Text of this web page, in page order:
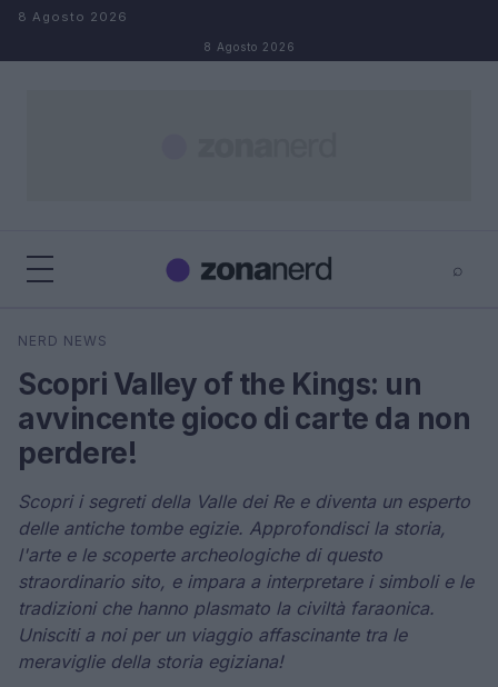
Salta al contenuto
8 Agosto 2026
8 Agosto 2026
⌕
Cerca
NERD NEWS
Scopri Valley of the Kings: un
avvincente gioco di carte da non
perdere!
Scopri i segreti della Valle dei Re e diventa un esperto
delle antiche tombe egizie. Approfondisci la storia,
l'arte e le scoperte archeologiche di questo
straordinario sito, e impara a interpretare i simboli e le
tradizioni che hanno plasmato la civiltà faraonica.
Unisciti a noi per un viaggio affascinante tra le
meraviglie della storia egiziana!